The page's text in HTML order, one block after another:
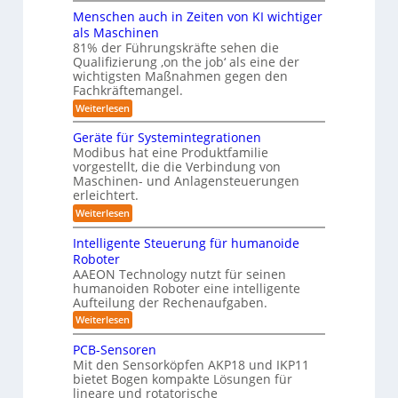
f
ü
r
R
o
b
o
t
i
k
u
n
d
L
g
i
s
t
i
k
ä
u
m
e
b
i
s
S
O
-
K
l
s
e
5
z
e
r
t
i
v
o
n
m
i
l
i
t
ä
r
i
s
c
h
e
r
B
o
e
r
o
b
o
t
i
k
i
o
n
e
n
-
S
c
h
w
i
ß
c
o
b
o
t
ä
s
e
n
t
a
t
i
o
n
v
o
n
E
n
c
y
.
Menschen auch in Zeiten von KI wichtiger
als Maschinen
81% der Führungskräfte sehen die
Qualifizierung ‚on the job‘ als eine der
wichtigsten Maßnahmen gegen den
Fachkräftemangel.
Weiterlesen:
M
n
s
c
h
e
n
a
u
c
n
Z
e
i
t
n
v
o
n
Geräte für Systemintegrationen
Modibus hat eine Produktfamilie
vorgestellt, die die Verbindung von
Maschinen- und Anlagensteuerungen
erleichtert.
Weiterlesen:
G
e
r
t
e
f
ü
r
S
y
s
t
e
Intelligente Steuerung für humanoide
Roboter
AAEON Technology nutzt für seinen
humanoiden Roboter eine intelligente
Aufteilung der Rechenaufgaben.
Weiterlesen:
I
t
e
l
l
PCB-Sensoren
Mit den Sensorköpfen AKP18 und IKP11
bietet Bogen kompakte Lösungen für
lineare und rotatorische